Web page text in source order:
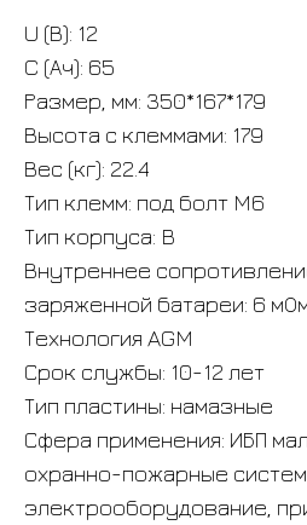
U (В): 12
C (Ач): 65
Размер, мм: 350*167*179
Высота с клеммами: 179
Вес (кг): 22.4
Тип клемм: под болт M6
Тип корпуса: B
Внутреннее
заряженной батареи: 6
Технология AGM
Срок службы: 10-12 лет
Тип пластины: намазные
Сфера применения: ИБП
охранно-пожарные
электрооборудование,